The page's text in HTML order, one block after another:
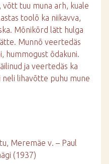
võtt tuu muna arh, kuale
toolõ ka niikavva,
Mõnikõrd lätt hulga
Munnõ veertedäs
hummogust õdakuni.
ja veertedäs ka
neli lihavõtte puhu mune
Meremäe v. – Paul
(1937)